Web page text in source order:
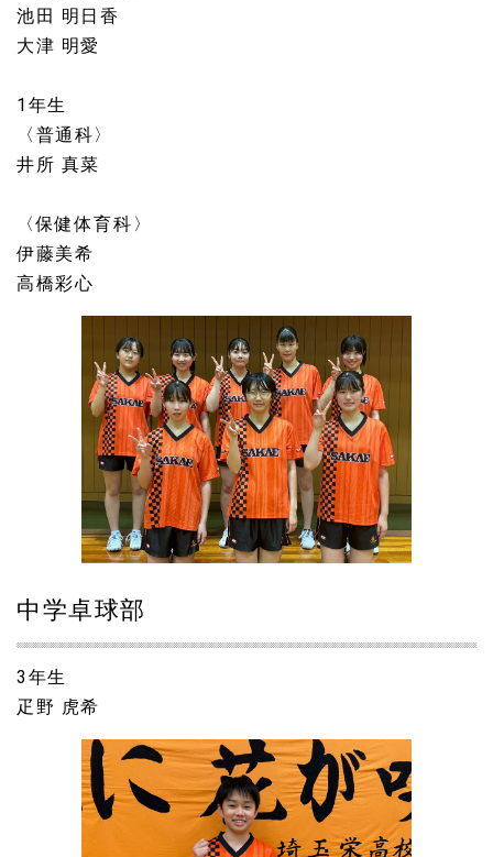
池田 明日香
大津 明愛
1年生
〈普通科〉
井所 真菜
〈保健体育科〉
伊藤美希
高橋彩心
中学卓球部
3年生
疋野 虎希